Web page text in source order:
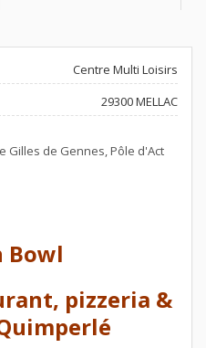
Centre Multi Loisirs
29300 MELLAC
Gilles de Gennes, Pôle d'Act
Bowl
pizzeria &